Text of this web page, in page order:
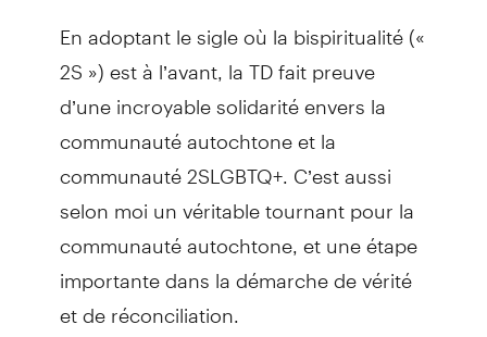
En adoptant le sigle où la bispiritualité («
2S ») est à l’avant, la TD fait preuve
d’une incroyable solidarité envers la
communauté autochtone et la
communauté 2SLGBTQ+. C’est aussi
selon moi un véritable tournant pour la
communauté autochtone, et une étape
importante dans la démarche de vérité
et de réconciliation.